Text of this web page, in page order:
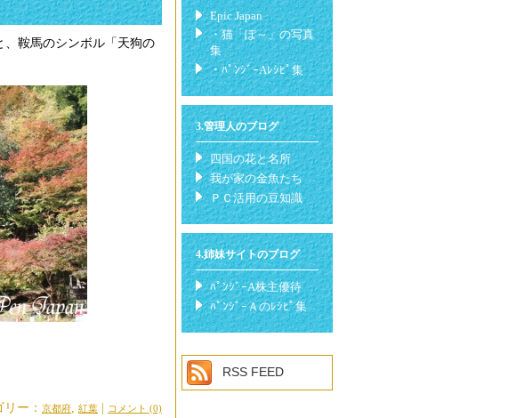
鞍馬のシンボル「天狗の
ー： 京都府, 紅葉 コメント (0)
Epic Japan
・猫「ぽ～」の写真
集
・ﾊﾟﾝｼﾞｰAﾚｼﾋﾟ集
3.管理人のブログ
四国の花と名所
我が家の金魚たち
ＰＣ活用の豆知識
4.姉妹サイトのブログ
ﾊﾟﾝｼﾞｰA株主優待
ﾊﾟﾝｼﾞｰＡのﾚｼﾋﾟ集
RSS FEED